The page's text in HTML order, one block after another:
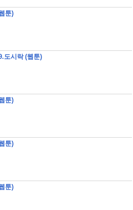
툰)
도시락 (웹툰)
툰)
툰)
툰)